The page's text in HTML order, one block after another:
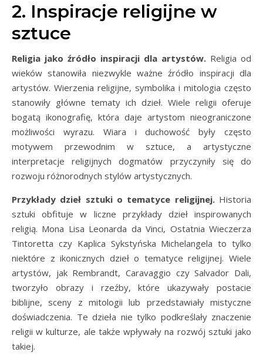
2. Inspiracje religijne w
sztuce
Religia jako źródło inspiracji dla artystów. Religia od
wieków stanowiła niezwykle ważne źródło inspiracji dla
artystów. Wierzenia religijne, symbolika i mitologia często
stanowiły główne tematy ich dzieł. Wiele religii oferuje
bogatą ikonografię, która daje artystom nieograniczone
możliwości wyrazu. Wiara i duchowość były często
motywem przewodnim w sztuce, a artystyczne
interpretacje religijnych dogmatów przyczyniły się do
rozwoju różnorodnych stylów artystycznych.
Przykłady dzieł sztuki o tematyce religijnej.Historia
sztuki obfituje w liczne przykłady dzieł inspirowanych
religią. Mona Lisa Leonarda da Vinci, Ostatnia Wieczerza
Tintoretta czy Kaplica Sykstyńska Michelangela to tylko
niektóre z ikonicznych dzieł o tematyce religijnej. Wiele
artystów, jak Rembrandt, Caravaggio czy Salvador Dali,
tworzyło obrazy i rzeźby, które ukazywały postacie
biblijne, sceny z mitologii lub przedstawiały mistyczne
doświadczenia. Te dzieła nie tylko podkreślały znaczenie
religii w kulturze, ale także wpływały na rozwój sztuki jako
takiej.